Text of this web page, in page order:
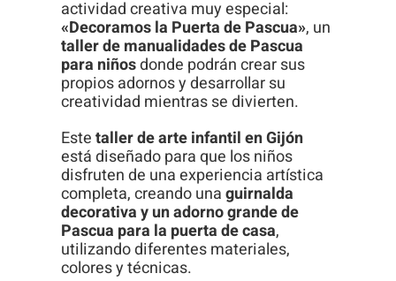
actividad creativa muy especial:
«Decoramos la Puerta de Pascua», un
taller de manualidades de Pascua
para niñosdonde podrán crear sus
propios adornos y desarrollar su
creatividad mientras se divierten.
Estetaller de arte infantil en Gijón
está diseñado para que los niños
disfruten de una experiencia artística
completa, creando unaguirnalda
decorativa y un adorno grande de
Pascua para la puerta de casa,
utilizando diferentes materiales,
colores y técnicas.
funcionalidades
desaparecerán
de la web.